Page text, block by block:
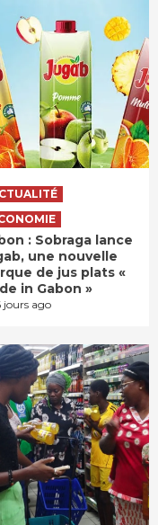
: Sobraga lance
une nouvelle
de jus plats «
in Gabon »
jours ago